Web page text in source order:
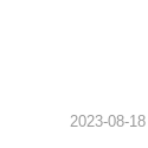
2023-08-18